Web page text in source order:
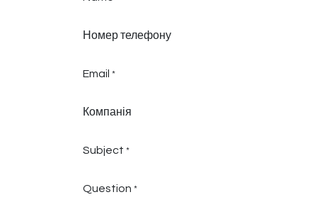
Номер телефону
Email *
Компанія
Subject *
Question *